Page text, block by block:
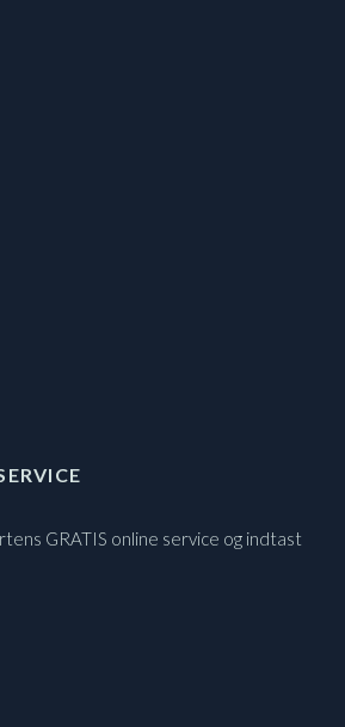
GRATIS online service og indtast